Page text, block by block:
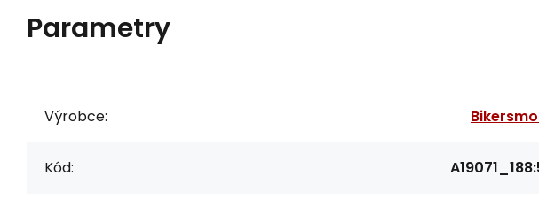
Parametry
Výrobce:
Kód: